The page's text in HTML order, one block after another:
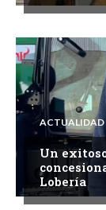
ACTUALIDAD
Un
Lobería